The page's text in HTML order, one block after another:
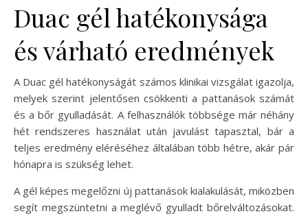
Duac gél hatékonysága
és várható eredmények
A Duac gél hatékonyságát számos klinikai vizsgálat igazolja,
melyek szerint jelentősen csökkenti a pattanások számát
és a bőr gyulladását. A felhasználók többsége már néhány
hét rendszeres használat után javulást tapasztal, bár a
teljes eredmény eléréséhez általában több hétre, akár pár
hónapra is szükség lehet.
A gél képes megelőzni új pattanások kialakulását, miközben
segít megszüntetni a meglévő gyulladt bőrelváltozásokat.